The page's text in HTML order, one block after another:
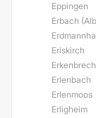
Eppingen
Erbach
Eriskirch
Erlenbach
Erlenmoos
Erligheim